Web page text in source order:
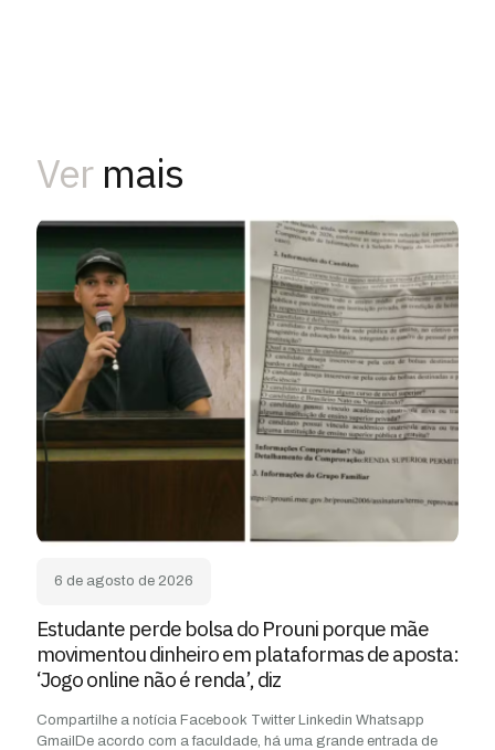
Ver mais
6 de agosto de 2026
Estudante perde bolsa do Prouni porque mãe
movimentou dinheiro em plataformas de aposta:
‘Jogo online não é renda’, diz
Compartilhe a notícia Facebook Twitter Linkedin Whatsapp
GmailDe acordo com a faculdade, há uma grande entrada de